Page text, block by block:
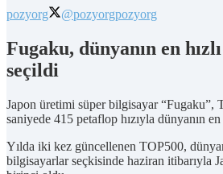
pozyorg @pozyorgpozyorg
Fugaku, dünyanın en
seçildi
Japon üretimi süper bilgisayar “Fugaku”,
saniyede 415 petaflop hızıyla dünyanın
Yılda iki kez güncellenen TOP500,
bilgisayarlar seçkisinde haziran itibarıyla